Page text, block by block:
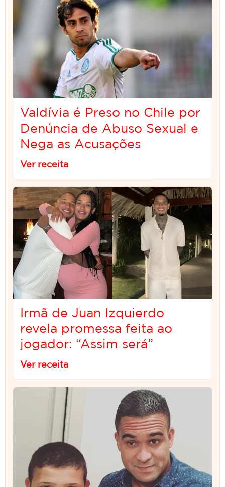
Valdívia é Preso no Chile por
Denúncia de Abuso Sexual e
Nega as Acusações
Ver receita
Irmã de Juan Izquierdo
revela promessa feita ao
jogador: “Assim será”
Ver receita